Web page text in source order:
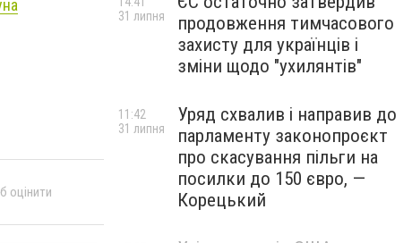
оцінити
продовження тимчасового
захисту для українців і
зміни щодо "ухилянтів"
31 липня
Уряд схвалив і направив до
парламенту законопроєкт
про скасування пільги на
посилки до 150 євро, —
Корецький
11:42
31 липня